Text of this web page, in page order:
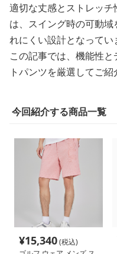
適切な丈感とストレッ
は、スイング時の可動
れにくい設計となってい
この記事では、機能性
トパンツを厳選してご紹
今回紹介する商品一覧
¥15,340(税込)